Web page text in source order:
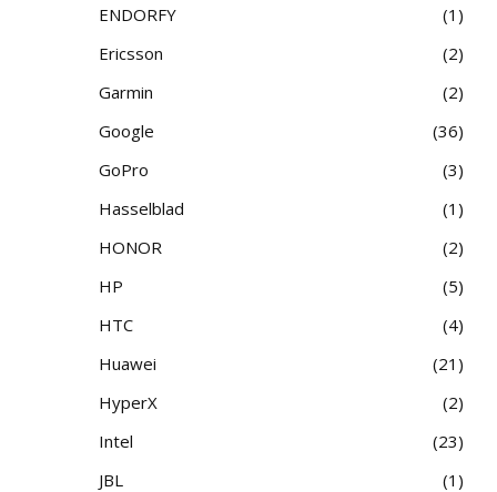
ENDORFY
1
Ericsson
2
Garmin
2
Google
36
GoPro
3
Hasselblad
1
HONOR
2
HP
5
HTC
4
Huawei
21
HyperX
2
Intel
23
JBL
1